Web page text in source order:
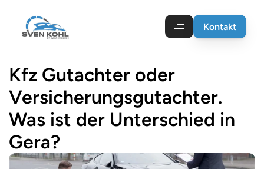
Kontakt
Kfz Gutachter oder
Versicherungsgutachter.
Was ist der Unterschied in
Gera?